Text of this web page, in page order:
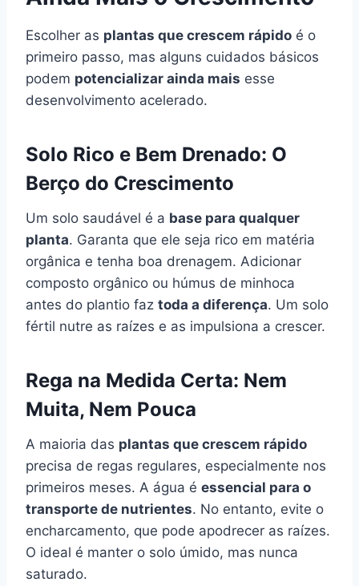
Escolher as plantas que crescem rápido é o
primeiro passo, mas alguns cuidados básicos
podem potencializar ainda mais esse
desenvolvimento acelerado.
Solo Rico e Bem Drenado: O
Berço do Crescimento
Um solo saudável é a base para qualquer
planta. Garanta que ele seja rico em matéria
orgânica e tenha boa drenagem. Adicionar
composto orgânico ou húmus de minhoca
antes do plantio faz toda a diferença. Um solo
fértil nutre as raízes e as impulsiona a crescer.
Rega na Medida Certa: Nem
Muita, Nem Pouca
A maioria das plantas que crescem rápido
precisa de regas regulares, especialmente nos
primeiros meses. A água é essencial para o
transporte de nutrientes. No entanto, evite o
encharcamento, que pode apodrecer as raízes.
O ideal é manter o solo úmido, mas nunca
saturado.